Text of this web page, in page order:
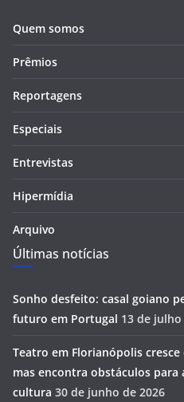
Quem somos
Prêmios
Reportagens
Especiais
Entrevistas
Hipermídia
Arquivo
Últimas notícias
Sonho desfeito: casal goiano
futuro em Portugal 13 de julho
Teatro em Florianópolis
mas encontra obstáculos para
cultura 30 de junho de 2026